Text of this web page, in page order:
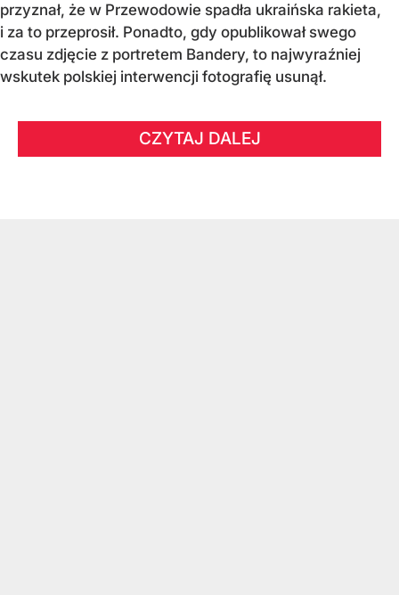
przyznał, że w Przewodowie spadła ukraińska rakieta,
i za to przeprosił. Ponadto, gdy opublikował swego
czasu zdjęcie z portretem Bandery, to najwyraźniej
wskutek polskiej interwencji fotografię usunął.
CZYTAJ DALEJ